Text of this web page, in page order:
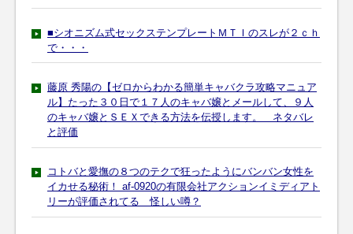
■シオニズム式セックステンプレートＭＴＩのスレが２ｃｈ
で・・・
藤原 秀陽の【ゼロからわかる簡単キャバクラ攻略マニュア
ル】たった３０日で１７人のキャバ嬢とメールして、９人
のキャバ嬢とＳＥＸできる方法を伝授します。 ネタバレ
と評価
コトバと愛撫の８つのテクで狂ったようにバンバン女性を
イカせる秘術！ af-0920の有限会社アクションイミディアト
リーが評価されてる 怪しい噂？